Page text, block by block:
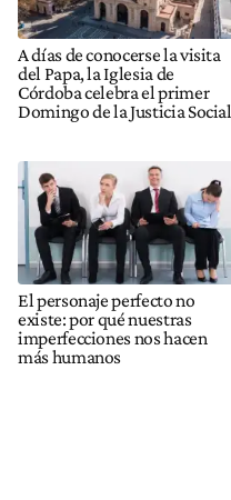
A días de conocerse la visita
del Papa, la Iglesia de
Córdoba celebra el primer
Domingo de la Justicia Social
El personaje perfecto no
existe: por qué nuestras
imperfecciones nos hacen
más humanos